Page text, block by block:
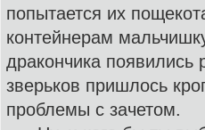
попытается их
контейнерам
дракончика появились
зверьков пришлось
проблемы с зачетом.